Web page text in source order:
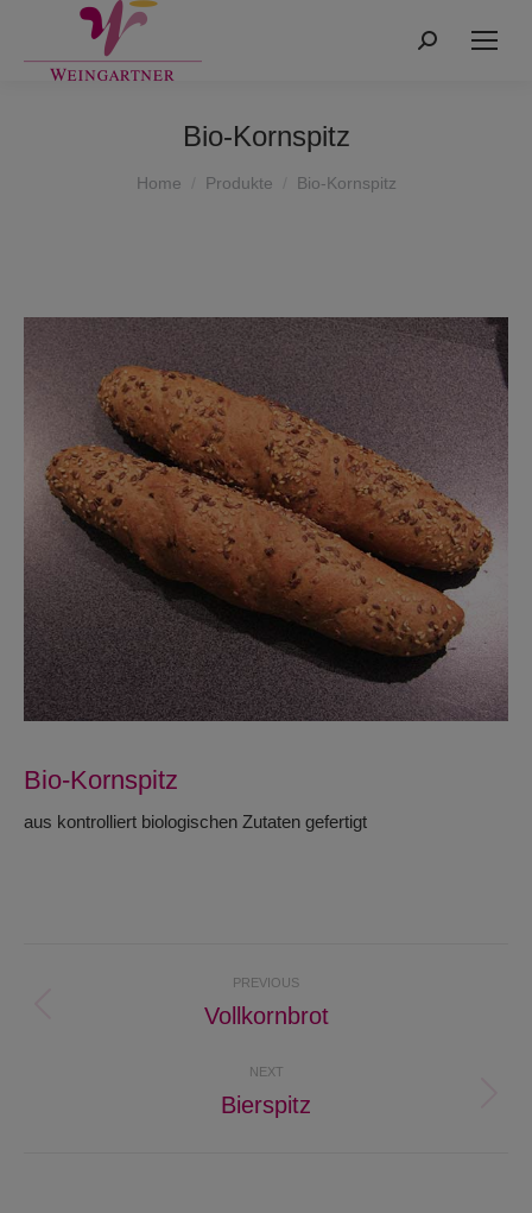
Search:
Bio-Kornspitz
Home Produkte Bio-Kornspitz
Bio-Kornspitz
aus kontrolliert biologischen Zutaten gefertigt
PREVIOUS
Previous
Vollkornbrot
NEXT
Next
Bierspitz